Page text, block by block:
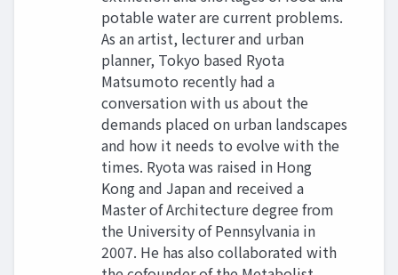
potable water are current problems.
As an artist, lecturer and urban
planner, Tokyo based Ryota
Matsumoto recently had a
conversation with us about the
demands placed on urban landscapes
and how it needs to evolve with the
times. Ryota was raised in Hong
Kong and Japan and received a
Master of Architecture degree from
the University of Pennsylvania in
2007. He has also collaborated with